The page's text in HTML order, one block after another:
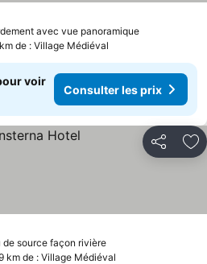
avec vue panoramiqueConsulter
les prix
de : Village Médiéval
voir
Consulter les prix
Partager
de source façon rivièreConsulter les
les prix
km de : Village Médiéval